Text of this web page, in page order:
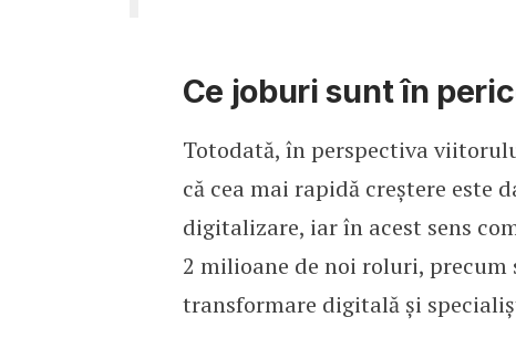
Ce joburi sunt în
Totodată, în perspectiva
că cea mai rapidă creștere este
digitalizare, iar în acest sens
2 milioane de noi roluri,
transformare digitală și